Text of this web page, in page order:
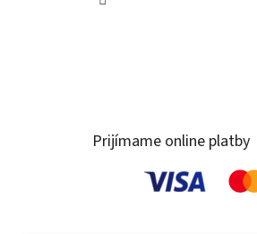
Prijímame online platby